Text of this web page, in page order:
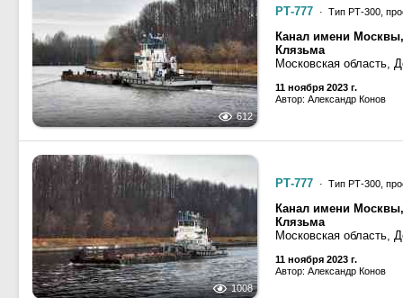
612
РТ-777 · Тип РТ-300,
Канал имени
Клязьма
Московская область,
11 ноября 2023 г.
Автор: Александр Конов
1008
РТ-777 · Тип РТ-300,
Канал имени
Клязьма
Московская область,
11 ноября 2023 г.
Автор: Александр Конов